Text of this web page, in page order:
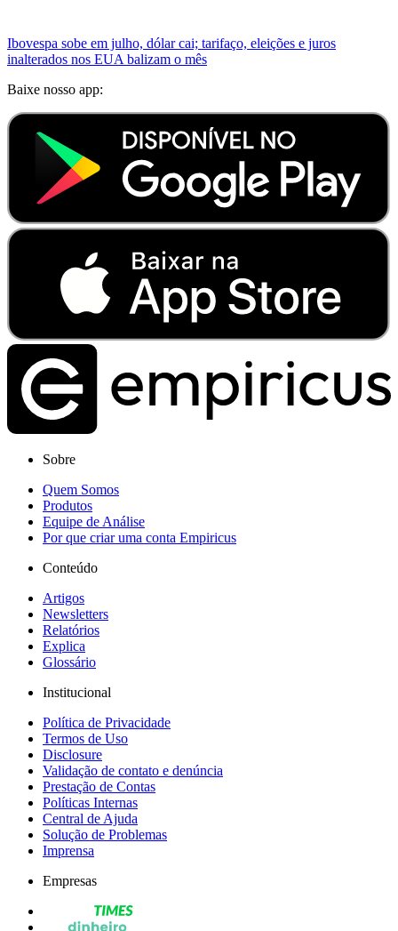
Ibovespa sobe em julho, dólar cai; tarifaço, eleições e juros
inalterados nos EUA balizam o mês
Baixe nosso app:
Sobre
Quem Somos
Produtos
Equipe de Análise
Por que criar uma conta Empiricus
Conteúdo
Artigos
Newsletters
Relatórios
Explica
Glossário
Institucional
Política de Privacidade
Termos de Uso
Disclosure
Validação de contato e denúncia
Prestação de Contas
Políticas Internas
Central de Ajuda
Solução de Problemas
Imprensa
Empresas